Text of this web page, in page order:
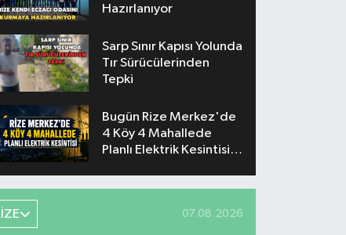
Hazırlanıyor
Sarp Sınır Kapısı Yolunda
Tır Sürücülerinden
Tepki
Bugün Rize Merkez'de
4 Köy 4 Mahallede
Planlı Elektrik Kesintisi
07.08.2026